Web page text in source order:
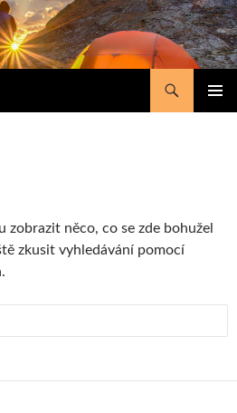
zobrazit něco, co se zde bohužel
zkusit vyhledávání pomocí